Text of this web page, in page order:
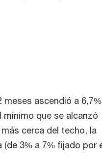
ascendió a
que se alcanzó
cerca del techo, la
3% a 7% fijado por